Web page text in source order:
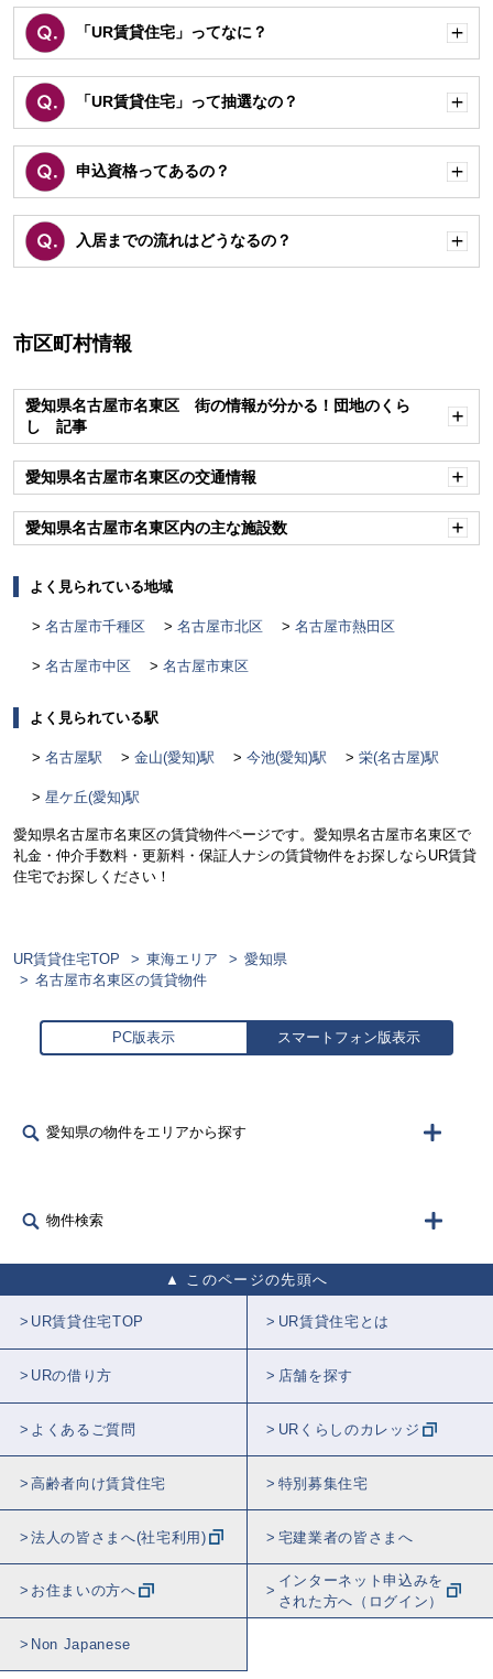
「UR賃貸住宅」ってなに？
く
「UR賃貸住宅」って抽選なの？
く
申込資格ってあるの？
く
入居までの流れはどうなるの？
く
市区町村情報
愛知県名古屋市名東区 街の情報が分かる！団地のくら
し 記事
く
愛知県名古屋市名東区の交通情報
愛知県名古屋市名東区内の主な施設数
よく見られている地域
名古屋市千種区 名古屋市北区 名古屋市熱田区
名古屋市中区 名古屋市東区
よく見られている駅
名古屋駅 金山(愛知)駅 今池(愛知)駅 栄(名古屋)駅
星ケ丘(愛知)駅
愛知県名古屋市名東区の賃貸物件ページです。愛知県名古屋市名東区で
礼金・仲介手数料・更新料・保証人ナシの賃貸物件をお探しならUR賃貸
住宅でお探しください！
UR賃貸住宅TOP 東海エリア
愛知県
名古屋市名東区の賃貸物件
PC版表示 スマートフォン版表示
愛知県の物件をエリアから探す
物件検索
このページの先頭へ
UR賃貸住宅TOP UR賃貸住宅とは
URの借り方 店舗を探す
よくあるご質問 URくらしのカレッジ
高齢者向け賃貸住宅 特別募集住宅
法人の皆さまへ(社宅利用) 宅建業者の皆さまへ
お住まいの方へ
インターネット申込みを
された方へ（ログイン）
Non Japanese